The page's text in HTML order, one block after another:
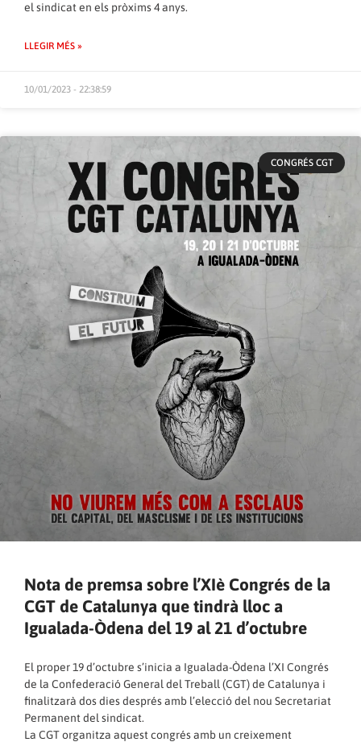
el sindicat en els pròxims 4 anys.
LLEGIR MÉS »
10/01/2023 - 22:38:59
CONGRÉS CGT
Nota de premsa sobre l’XIè Congrés de la
CGT de Catalunya que tindrà lloc a
Igualada-Òdena del 19 al 21 d’octubre
El proper 19 d’octubre s’inicia a Igualada-Òdena l’XI Congrés
de la Confederació General del Treball (CGT) de Catalunya i
finalitzarà dos dies després amb l’elecció del nou Secretariat
Permanent del sindicat.
La CGT organitza aquest congrés amb un creixement